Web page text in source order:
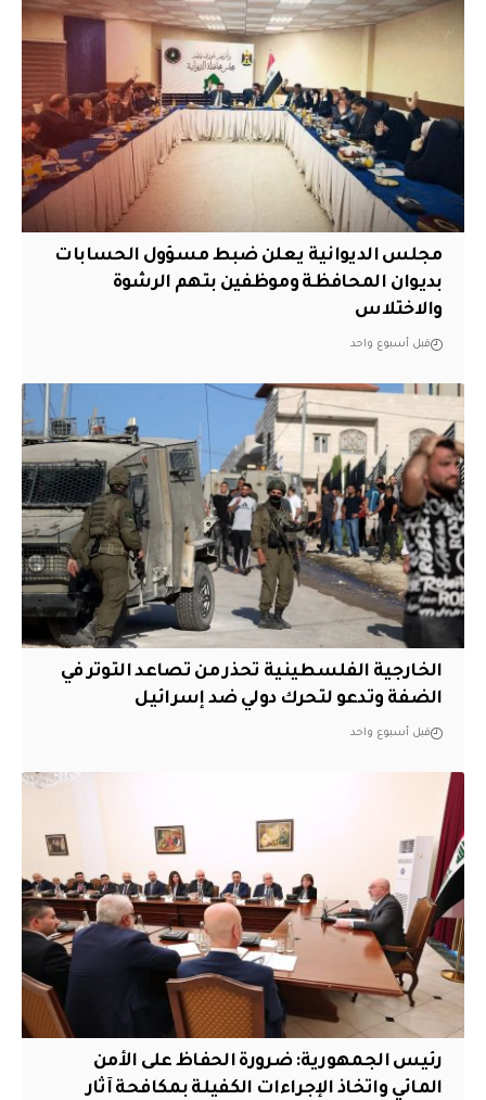
مجلس الديوانية يعلن ضبط مسؤول الحسابات
بديوان المحافظة وموظفين بتهم الرشوة
والاختلاس
قبل أسبوع واحد
الخارجية الفلسطينية تحذر من تصاعد التوتر في
الضفة وتدعو لتحرك دولي ضد إسرائيل
قبل أسبوع واحد
رئيس الجمهورية: ضرورة الحفاظ على الأمن
المائي واتخاذ الإجراءات الكفيلة بمكافحة آثار